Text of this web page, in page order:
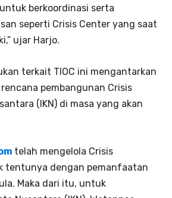
berkoordinasi serta
seperti Crisis Center yang saat
ujar Harjo.
terkait TIOC ini mengantarkan
pembangunan Crisis
(IKN) di masa yang akan
telah mengelola Crisis
tentunya dengan pemanfaatan
Maka dari itu, untuk